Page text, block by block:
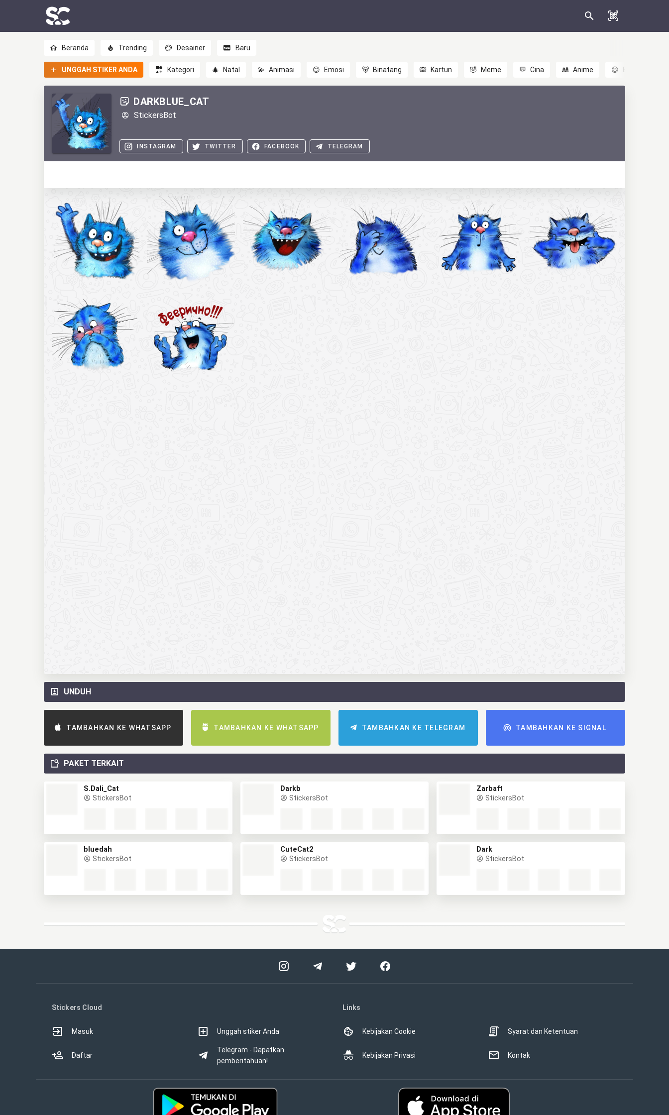
Beranda Trending Desainer Baru
UNGGAH STIKER ANDA Kategori 🎄 Natal 💫 Animasi 😊 Emosi 🐻 Binatang 🙉 Kartun 🤣 Meme 💬 Cina 🎎 Anime 😃
DARKBLUE_CAT
StickersBot
INSTAGRAM TWITTER FACEBOOK TELEGRAM
UNDUH
TAMBAHKAN KE WHATSAPP TAMBAHKAN KE WHATSAPP TAMBAHKAN KE TELEGRAM TAMBAHKAN KE SIGNAL
PAKET TERKAIT
S.Dali_Cat
StickersBot
Darkb
StickersBot
Zarbaft
StickersBot
bluedah
StickersBot
CuteCat2
StickersBot
Dark
StickersBot
Stickers Cloud
Masuk
Daftar
Unggah stiker Anda
Telegram - Dapatkan
pemberitahuan!
Links
Kebijakan Cookie
Kebijakan Privasi
Syarat dan Ketentuan
Kontak